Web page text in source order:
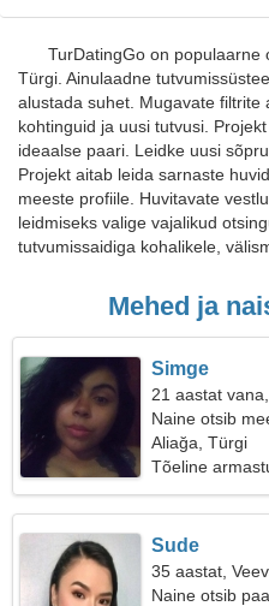
TurDatingGo on populaarne
Türgi. Ainulaadne
alustada suhet. Mugavate filtrite
kohtinguid ja uusi tutvusi.
ideaalse paari. Leidke uusi
Projekt aitab leida sarnaste
meeste profiile. Huvitavate
leidmiseks valige vajalikud
tutvumissaidiga kohalikele,
Mehed ja
Simge
21 aastat
Naine otsib
Aliağa, Türgi
Tõeline
Sude
35 aastat,
Naine otsib